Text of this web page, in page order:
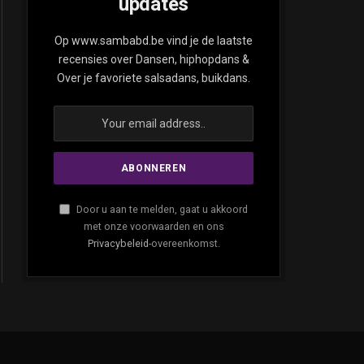
Op www.sambabd.be vind je de laatste
recensies over Dansen, hiphopdans &
Over je favoriete salsadans, buikdans.
Door u aan te melden, gaat u akkoord
met onze voorwaarden en ons
Privacybeleid-overeenkomst.